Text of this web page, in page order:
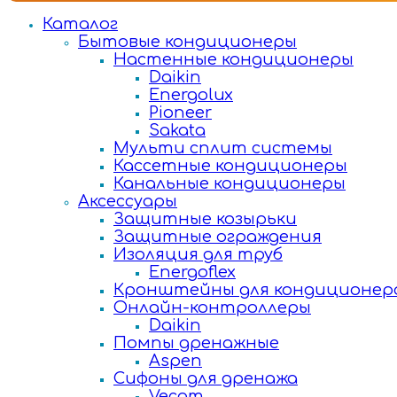
Каталог
Бытовые кондиционеры
Настенные кондиционеры
Daikin
Energolux
Pioneer
Sakata
Мульти сплит системы
Кассетные кондиционеры
Канальные кондиционеры
Аксессуары
Защитные козырьки
Защитные ограждения
Изоляция для труб
Energoflex
Кронштейны для
Онлайн-контроллеры
Daikin
Помпы дренажные
Aspen
Сифоны для дренажа